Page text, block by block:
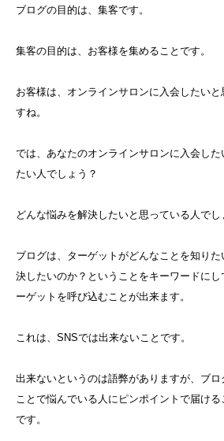
ブログの目的は、集客です。
集客の目的は、お客様を集めることです。
お客様は、オンラインサロンに入会したい
すね。
では、あなたのオンラインサロンに入会し
たい人でしょう？
どんな悩みを解決したいと思っている人でし
ブログは、ターゲットがどんなことを知り
決したいのか？ということをキーワードに
ーゲットを呼び込むことが出来ます。
これは、SNSでは出来ないことです。
出来ないというのは語弊がありますが、ブロ
ことで悩んでいる人にピンポイントで届ける
です。